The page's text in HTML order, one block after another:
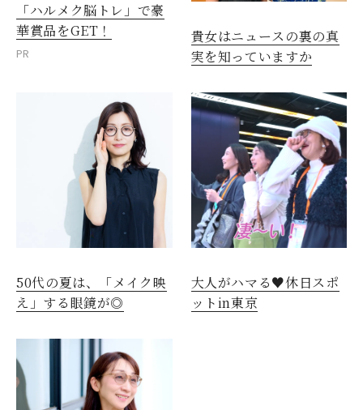
「ハルメク脳トレ」で豪
華賞品をGET！
PR
貴女はニュースの裏の真
実を知っていますか
50代の夏は、「メイク映
え」する眼鏡が◎
大人がハマる♥休日スポ
ットin東京